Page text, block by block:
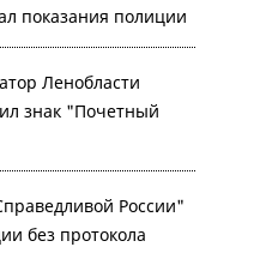
показания полиции
Ленобласти
знак "Почетный
России"
без протокола